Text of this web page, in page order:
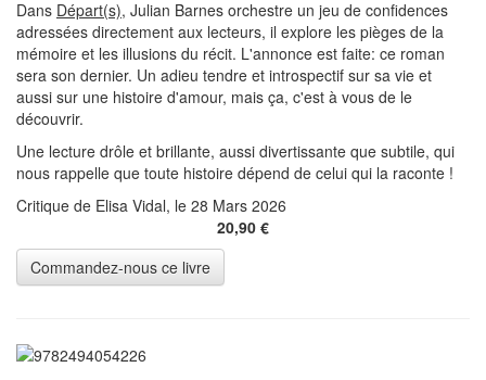
Dans Départ(s), Julian Barnes orchestre un jeu de confidences
adressées directement aux lecteurs, il explore les pièges de la
mémoire et les illusions du récit. L'annonce est faite: ce roman
sera son dernier. Un adieu tendre et introspectif sur sa vie et
aussi sur une histoire d'amour, mais ça, c'est à vous de le
découvrir.
Une lecture drôle et brillante, aussi divertissante que subtile, qui
nous rappelle que toute histoire dépend de celui qui la raconte !
Critique de Elisa Vidal, le 28 Mars 2026
20,90 €